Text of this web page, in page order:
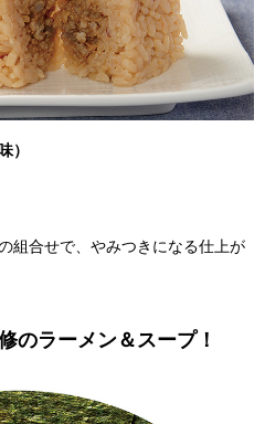
）
組合せで、やみつきになる仕上が
ラーメン＆スープ！